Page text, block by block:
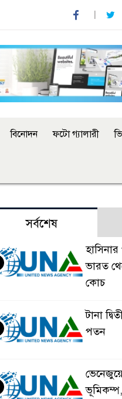
বিনোদন ফটো গ্যালারী
সর্বশেষ
ভারত
কোচ
টানা
পতন